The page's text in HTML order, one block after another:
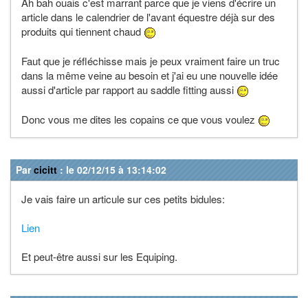
article dans le calendrier de l'avant équestre déjà sur des
produits qui tiennent chaud
Faut que je réfléchisse mais je peux vraiment faire un truc
dans la même veine au besoin et j'ai eu une nouvelle idée
aussi d'article par rapport au saddle fitting aussi
Donc vous me dites les copains ce que vous voulez
Parcicitt : le 02/12/15 à 13:14:02
Je vais faire un articule sur ces petits bidules:
Lien
Et peut-être aussi sur les Equiping.